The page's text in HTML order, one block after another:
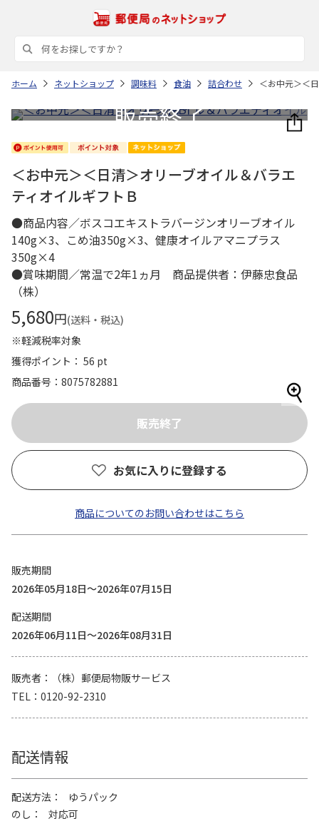
ホーム ネットショップ 調味料 食油 詰合わせ ＜お中元＞＜
＜お中元＞＜日清＞オリーブオイル＆バラエ
ティオイルギフトＢ
●商品内容／ボスコエキストラバージンオリーブオイル
140g×3、こめ油350g×3、健康オイルアマニプラス
350g×4
●賞味期間／常温で2年1ヵ月 商品提供者：伊藤忠食品
（株）
5,680円(送料・税込)
※軽減税率対象
獲得ポイント： 56 pt
商品番号
8075782881
お気に入りに登録する
商品についてのお問い合わせはこちら
販売期間
2026年05月18日～2026年07月15日
配送期間
2026年06月11日～2026年08月31日
販売者
（株）郵便局物販サービス
TEL
0120-92-2310
配送情報
配送方法
ゆうパック
のし
対応可